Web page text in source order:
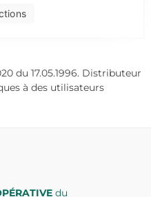
du 17.05.1996. Distributeur
à des utilisateurs
du